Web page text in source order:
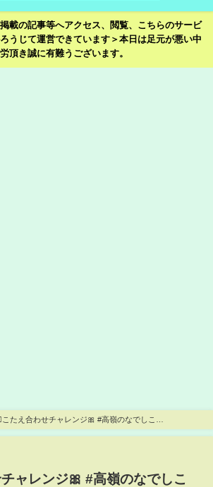
載の記事等へアクセス、閲覧、こちらのサービ
うじて運営できています＞本日は足元が悪い中
頂き誠に有難うございます。
こたえ合わせチャレンジ🎀 #高嶺のなでしこ
。 #松本ももな
チャレンジ🎀 #高嶺のなでしこ